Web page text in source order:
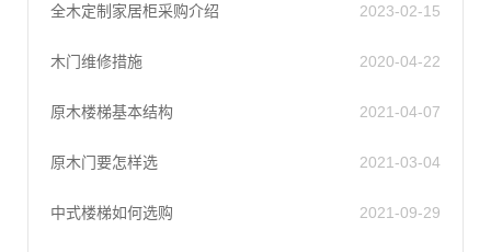
全木定制家居柜采购介绍 2023-02-15
木门维修措施 2020-04-22
原木楼梯基本结构 2021-04-07
原木门要怎样选 2021-03-04
中式楼梯如何选购 2021-09-29